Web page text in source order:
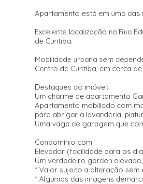
Apartamento está em uma
Excelente localização na Rua
de Curitiba.
Mobilidade urbana sem
Centro de Curitiba, em cerca
Destaques do imóvel:
Um charme de apartamento
Apartamento mobiliado com
para abrigar a lavanderia,
Uma vaga de garagem que
Condomínio com:
Elevador (facilidade para os
Um verdadeiro garden
* Valor sujeito a alteração sem
* Algumas das imagens